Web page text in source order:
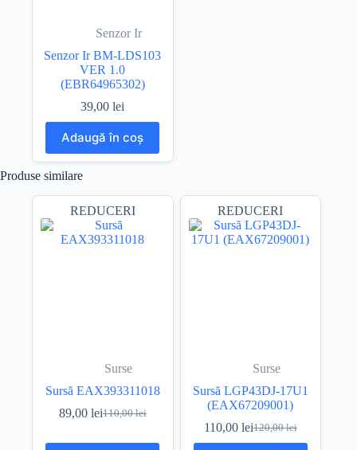
Senzor Ir
Senzor Ir BM-LDS103
VER 1.0
(EBR64965302)
39,00lei
Adaugă în coș
Produse similare
REDUCERI
Surse
Sursă EAX393311018
110,00lei
Prețul
89,00 leiPrețul
REDUCERI
Surse
Sursă LGP43DJ-17U1
(EAX67209001)
120,00lei
Prețul
110,00 leiPrețul